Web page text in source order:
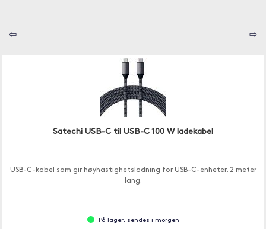
⇦ ⇨
Satechi USB-C til USB-C 100 W ladekabel
USB-C-kabel som gir høyhastighetsladning for USB-C-enheter. 2 meter
lang.
På lager, sendes i morgen